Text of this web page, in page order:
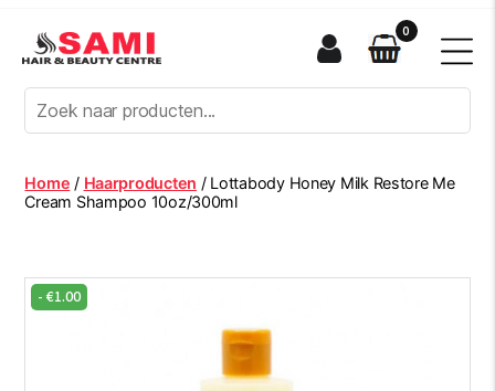
Afro
Hair
Beauty
Centre
0
Home / Haarproducten / Lottabody Honey Milk Restore Me
Cream Shampoo 10oz/300ml
-€1.00